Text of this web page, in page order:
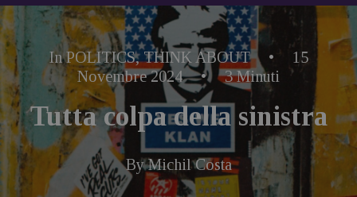
InPOLITICS,THINK ABOUT •
15
Novembre 2024
• 3 Minuti
Tutta colpa della sinistra
ByMichil Costa